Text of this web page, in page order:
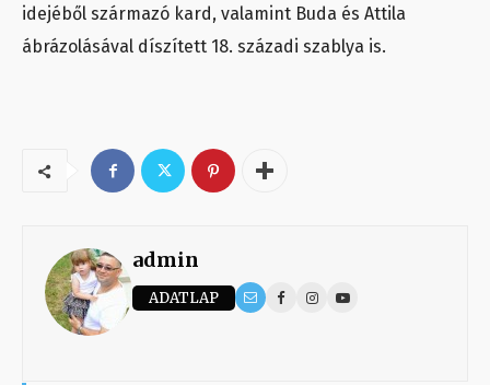
idejéből származó kard, valamint Buda és Attila
ábrázolásával díszített 18. századi szablya is.
admin
ADATLAP